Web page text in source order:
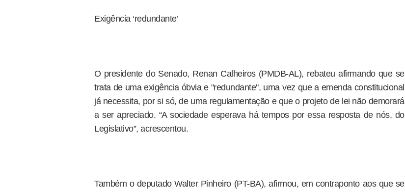
Exigência ‘redundante’
O presidente do Senado, Renan Calheiros (PMDB-AL), rebateu afirmando que se
trata de uma exigência óbvia e "redundante", uma vez que a emenda constitucional
já necessita, por si só, de uma regulamentação e que o projeto de lei não demorará
a ser apreciado. “A sociedade esperava há tempos por essa resposta de nós, do
Legislativo”, acrescentou.
Também o deputado Walter Pinheiro (PT-BA), afirmou, em contraponto aos que se